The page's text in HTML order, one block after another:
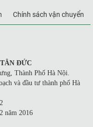
Chính sách vận chuyển
ĐỨC
Thành Phố Hà Nội.
và đầu tư thành phố Hà
năm 2016